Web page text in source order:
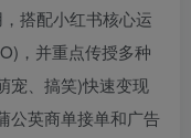
搭配小红书核心运
，并重点传授多种
宠、搞笑)快速变现
公英商单接单和广告